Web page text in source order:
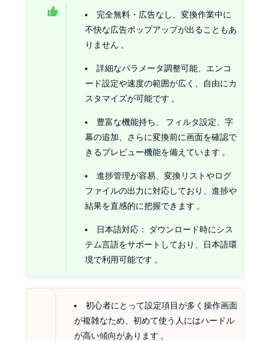
完全無料・広告なし、変換作業中に
不快な広告ポップアップが出ることもあ
りません 。
詳細なパラメータ調整可能、エンコ
ード設定や速度の範囲が広く、自由にカ
スタマイズが可能です 。
豊富な機能持ち、 フィルタ設定、字
幕の追加、さらに変換前に画面を確認で
きるプレビュー機能を備えています 。
進捗管理が容易、変換リストやログ
ファイルの出力に対応しており、進捗や
結果を直感的に把握できます 。
日本語対応： ダウンロード時にシス
テム言語をサポートしており、日本語環
境で利用可能です 。
初心者にとって設定項目が多く操作画面
が複雑なため、初めて使う人にはハードル
が高い傾向があります 。